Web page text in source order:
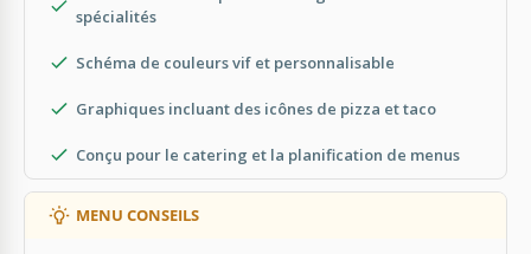
spécialités
Schéma de couleurs vif et personnalisable
Graphiques incluant des icônes de pizza et taco
Conçu pour le catering et la planification de menus
MENU CONSEILS